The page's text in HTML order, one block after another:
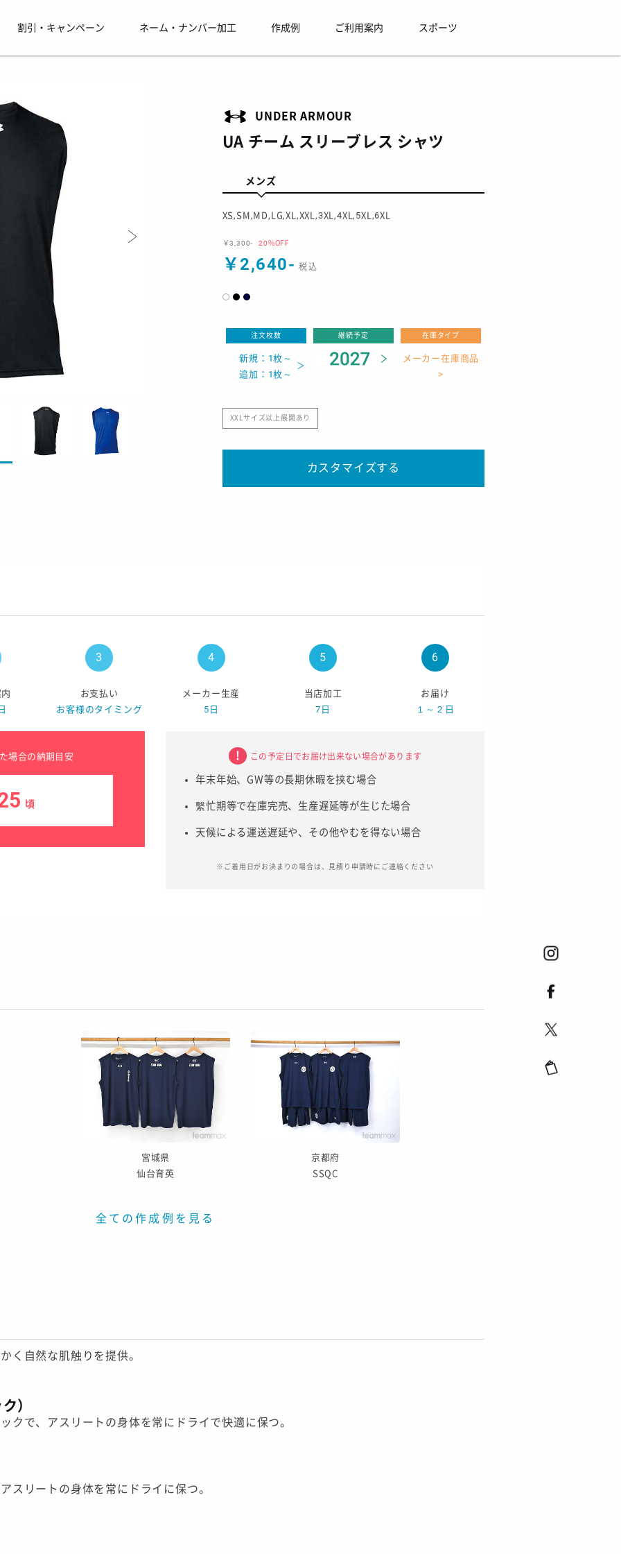
割引・キャンペーン ネーム・ナンバー加工 作成例 ご利用案内 スポーツ
UNDER ARMOUR
UA チーム スリーブレス シャツ
メンズ
XS,SM,MD,LG,XL,XXL,3XL,4XL,5XL,6XL
￥3,300- 20%OFF
￥2,640-
注文枚数
新規：1枚～
追加：1枚～
継続予定 在庫タイプ
メーカー在庫商品
>
XXLサイズ以上展開あり
カスタマイズする
お支払い
お客様のタイミング
メーカー生産
5日
当店加工
7日
お届け
１～２日
場合の納期目安
頃
この予定日でお届け出来ない場合があります
年末年始、GW等の長期休暇を挟む場合
繫忙期等で在庫完売、生産遅延等が生じた場合
天候による運送遅延や、その他やむを得ない場合
※ご着用日がお決まりの場合は、見積り申請時にご連絡ください
宮城県
仙台育英
京都府
SSQC
全ての作成例を見る
く自然な肌触りを提供。
）
クで、アスリートの身体を常にドライで快適に保つ。
スリートの身体を常にドライに保つ。